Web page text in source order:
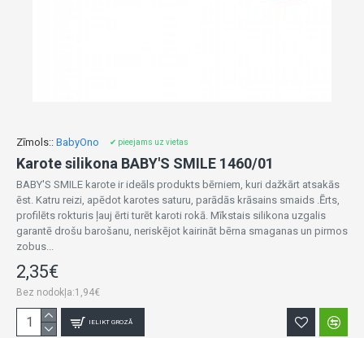
Zīmols:: BabyOno ✔ pieejams uz vietas
Karote silikona BABY'S SMILE 1460/01
BABY'S SMILE karote ir ideāls produkts bērniem, kuri dažkārt atsakās
ēst. Katru reizi, apēdot karotes saturu, parādās krāsains smaids .Ērts,
profilēts rokturis ļauj ērti turēt karoti rokā. Mīkstais silikona uzgalis
garantē drošu barošanu, neriskējot kairināt bērna smaganas un pirmos
zobus...
2,35€
Bez nodokļa:1,94€
IELIKT GROZĀ